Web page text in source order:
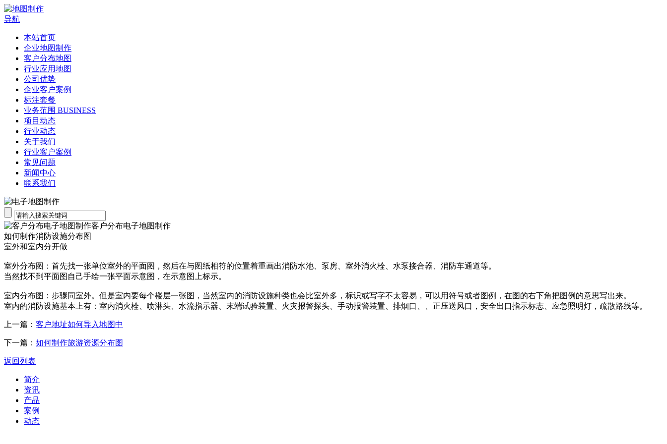
导航
本站首页
企业地图制作
客户分布地图
行业应用地图
公司优势
企业客户案例
标注套餐
业务范围 BUSINESS
项目动态
行业动态
关于我们
行业客户案例
常见问题
新闻中心
联系我们
客户分布电子地图制作
如何制作消防设施分布图
室外和室内分开做
室外分布图：首先找一张单位室外的平面图，然后在与图纸相符的位置着重画出消防水池、泵房、室外消火栓、水泵接合器、消防车通道等。
当然找不到平面图自己手绘一张平面示意图，在示意图上标示。
室内分布图：步骤同室外。但是室内要每个楼层一张图，当然室内的消防设施种类也会比室外多，标识或写字不太容易，可以用符号或者图例，在图的右下角把图例的意思写出来。
室内的消防设施基本上有：室内消火栓、喷淋头、水流指示器、末端试验装置、火灾报警探头、手动报警装置、排烟口、、正压送风口，安全出口指示标志、应急照明灯，疏散路线等。
上一篇： 客户地址如何导入地图中
下一篇： 如何制作旅游资源分布图
返回列表
简介
资讯
产品
案例
动态